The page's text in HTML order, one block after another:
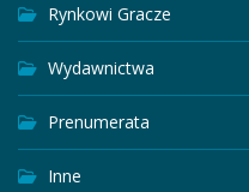
Rynkowi Gracze
Wydawnictwa
Prenumerata
Inne